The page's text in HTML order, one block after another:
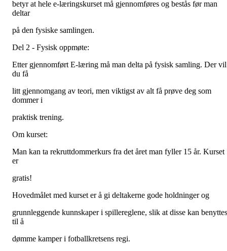
betyr at hele e-læringskurset må gjennomføres og bestås før man
deltar
på den fysiske samlingen.
Del 2 - Fysisk oppmøte:
Etter gjennomført E-læring må man delta på fysisk samling. Der vil
du få
litt gjennomgang av teori, men viktigst av alt få prøve deg som
dommer i
praktisk trening.
Om kurset:
Man kan ta rekruttdommerkurs fra det året man fyller 15 år. Kurset
er
gratis!
Hovedmålet med kurset er å gi deltakerne gode holdninger og
grunnleggende kunnskaper i spillereglene, slik at disse kan benyttes
til å
dømme kamper i fotballkretsens regi.